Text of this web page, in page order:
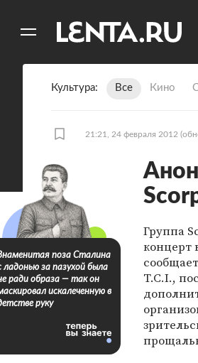
Культура Все Кино
21:21, 24 февраля 2012
Группа
концерт
T.C.I.,
поза Сталина
ладонью за пазухой была
ради образа — так он
искалеченную в
руку